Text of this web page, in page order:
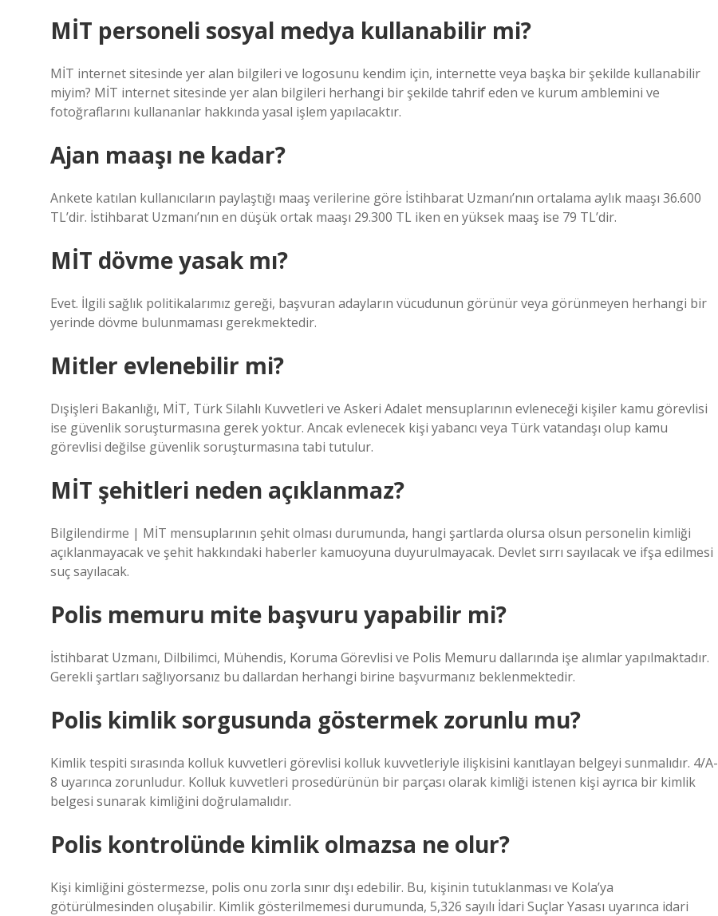
MİT personeli sosyal medya kullanabilir mi?
MİT internet sitesinde yer alan bilgileri ve logosunu kendim için, internette veya başka bir şekilde kullanabilir
miyim? MİT internet sitesinde yer alan bilgileri herhangi bir şekilde tahrif eden ve kurum amblemini ve
fotoğraflarını kullananlar hakkında yasal işlem yapılacaktır.
Ajan maaşı ne kadar?
Ankete katılan kullanıcıların paylaştığı maaş verilerine göre İstihbarat Uzmanı’nın ortalama aylık maaşı 36.600
TL’dir. İstihbarat Uzmanı’nın en düşük ortak maaşı 29.300 TL iken en yüksek maaş ise 79 TL’dir.
MİT dövme yasak mı?
Evet. İlgili sağlık politikalarımız gereği, başvuran adayların vücudunun görünür veya görünmeyen herhangi bir
yerinde dövme bulunmaması gerekmektedir.
Mitler evlenebilir mi?
Dışişleri Bakanlığı, MİT, Türk Silahlı Kuvvetleri ve Askeri Adalet mensuplarının evleneceği kişiler kamu görevlisi
ise güvenlik soruşturmasına gerek yoktur. Ancak evlenecek kişi yabancı veya Türk vatandaşı olup kamu
görevlisi değilse güvenlik soruşturmasına tabi tutulur.
MİT şehitleri neden açıklanmaz?
Bilgilendirme | MİT mensuplarının şehit olması durumunda, hangi şartlarda olursa olsun personelin kimliği
açıklanmayacak ve şehit hakkındaki haberler kamuoyuna duyurulmayacak. Devlet sırrı sayılacak ve ifşa edilmesi
suç sayılacak.
Polis memuru mite başvuru yapabilir mi?
İstihbarat Uzmanı, Dilbilimci, Mühendis, Koruma Görevlisi ve Polis Memuru dallarında işe alımlar yapılmaktadır.
Gerekli şartları sağlıyorsanız bu dallardan herhangi birine başvurmanız beklenmektedir.
Polis kimlik sorgusunda göstermek zorunlu mu?
Kimlik tespiti sırasında kolluk kuvvetleri görevlisi kolluk kuvvetleriyle ilişkisini kanıtlayan belgeyi sunmalıdır. 4/A-
8 uyarınca zorunludur. Kolluk kuvvetleri prosedürünün bir parçası olarak kimliği istenen kişi ayrıca bir kimlik
belgesi sunarak kimliğini doğrulamalıdır.
Polis kontrolünde kimlik olmazsa ne olur?
Kişi kimliğini göstermezse, polis onu zorla sınır dışı edebilir. Bu, kişinin tutuklanması ve Kola’ya
götürülmesinden oluşabilir. Kimlik gösterilmemesi durumunda, 5,326 sayılı İdari Suçlar Yasası uyarınca idari